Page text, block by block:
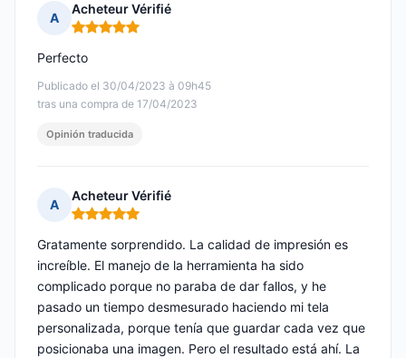
A
Acheteur Vérifié
Nota: 5 de 5
Publicado el 30/04/2023 à 09h45
tras una compra de 17/04/2023
Perfecto
Opinión traducida
A
Acheteur Vérifié
Nota: 5 de 5
Gratamente sorprendido. La calidad de impresión es
increíble. El manejo de la herramienta ha sido
complicado porque no paraba de dar fallos, y he
pasado un tiempo desmesurado haciendo mi tela
personalizada, porque tenía que guardar cada vez que
posicionaba una imagen. Pero el resultado está ahí. La